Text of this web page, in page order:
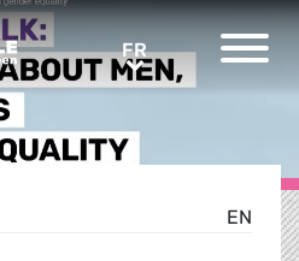
FRFR
EN